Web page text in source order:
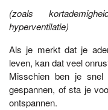
(zoals
hyperventilatie)
Als je merkt dat je
leven, kan dat veel
Misschien ben je
gespannen, of sta je
ontspannen.